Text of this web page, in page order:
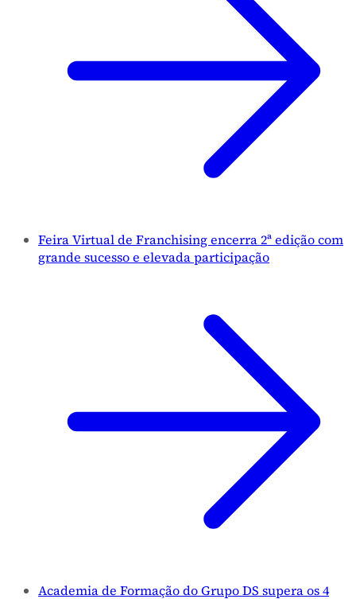
Feira Virtual de Franchising encerra 2ª edição com
grande sucesso e elevada participação
Academia de Formação do Grupo DS supera os 4